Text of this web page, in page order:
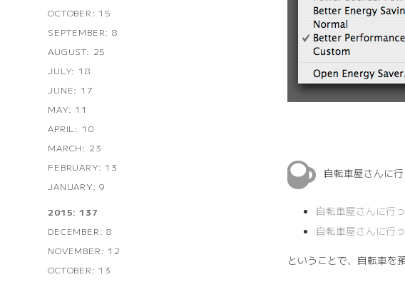
OCTOBER: 15
SEPTEMBER: 8
AUGUST: 25
JULY: 18
JUNE: 17
MAY: 11
APRIL: 10
MARCH: 23
FEBRUARY: 13
JANUARY: 9
2015: 137
DECEMBER: 8
NOVEMBER: 12
OCTOBER: 13
自転車屋さんに
自転車屋さんに行
自転車屋さんに行
ということで、自転車を